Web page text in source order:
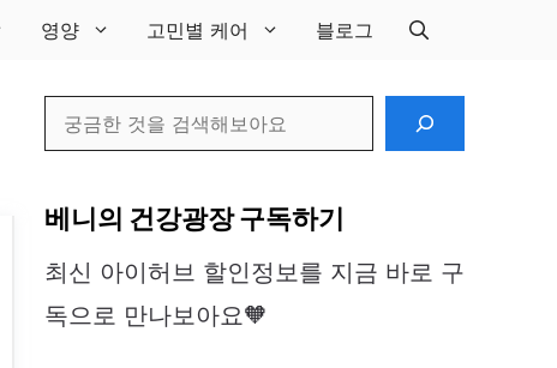
영양 고민별 케어 블로그
색
베니의 건강광장 구독하기
최신 아이허브 할인정보를 지금 바로 구
독으로 만나보아요🧡